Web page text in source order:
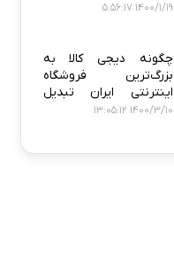
1400/1/19 5:56:17
چگونه دیجی‌ کالا به
بزرگ‌ترین فروشگاه
اینترنتی ایران تبدیل
شد؟
1400/3/10 13:05:12